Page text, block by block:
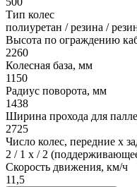
Тип колес
полиуретан / резина /
Высота по ограждению
2260
Колесная база, мм
1150
Радиус поворота, мм
1438
Ширина прохода для
2725
Число колес, передние х
2 / 1 х / 2
Скорость движения, км/ч
11,5